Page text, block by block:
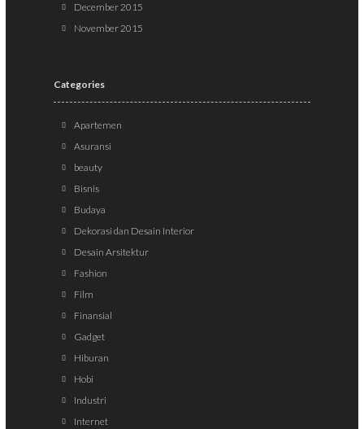
December 2015
November 2015
Categories
Apartemen
Asuransi
beauty
Bisnis
Budaya
Dekorasi dan Desain Interior
Desain Arsitektur
Fashion
Film
Finansial
Gadget
Hiburan
Hobi
Industri
Internet